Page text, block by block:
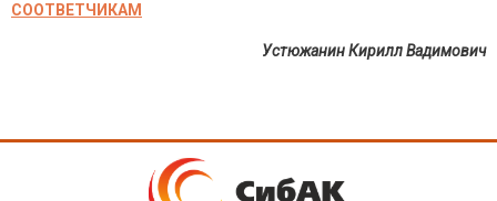
СООТВЕТЧИКАМ
Устюжанин Кирилл Вадимович